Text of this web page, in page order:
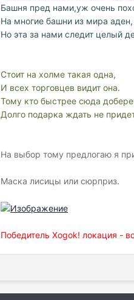
Башня пред нами,уж очень
На многие башни из мира аден,
Но эта за нами следит целый
Стоит на холме такая одна,
И всех торговцев видит она.
Тому кто быстрее сюда
Долго подарка ждать не
На выбор тому предлогаю я
Маска лисицы или сюрприз.
Победитель Xogok! локация -